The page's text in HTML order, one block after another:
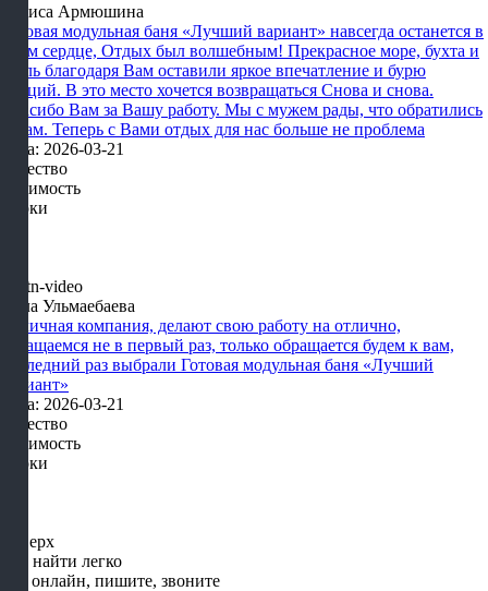
Лариса Армюшина
Готовая модульная баня «Лучший вариант» навсегда останется в
моем сердце, Отдых был волшебным! Прекрасное море, бухта и
отель благодаря Вам оставили яркое впечатление и бурю
эмоций. В это место хочется возвращаться Снова и снова.
Спасибо Вам за Вашу работу. Мы с мужем рады, что обратились
к Вам. Теперь с Вами отдых для нас больше не проблема
Дата: 2026-03-21
Качество
Стоимость
Сроки
Алла Ульмаебаева
Отличная компания, делают свою работу на отлично,
обращаемся не в первый раз, только обращается будем к вам,
последний раз выбрали Готовая модульная баня «Лучший
вариант»
Дата: 2026-03-21
Качество
Стоимость
Сроки
Наверх
Нас найти легко
Мы онлайн, пишите, звоните